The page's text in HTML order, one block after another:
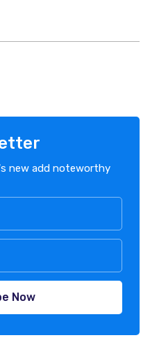
new add noteworthy
Now